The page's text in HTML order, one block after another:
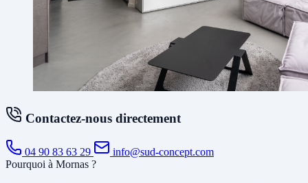
Contactez-nous directement
04 90 83 63 29
info@sud-concept.com
Pourquoi à Mornas ?